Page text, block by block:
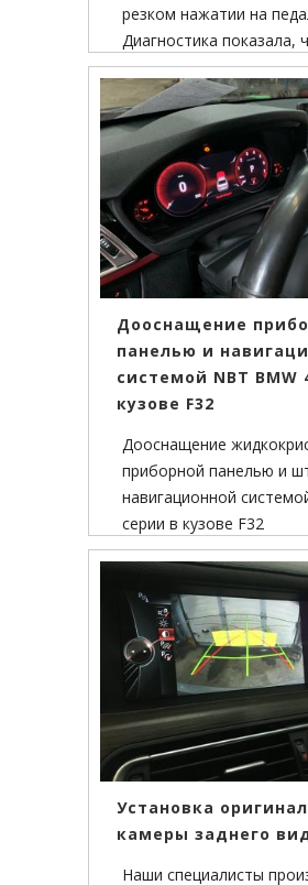
резком нажатии на
Диагностика показала,
сторонних звуков
разрушение крепления
катализатора.
Дооснащение
панелью и
системой NBT BMW
кузове F32
Дооснащение
приборной панелью и
навигационной
серии в кузове F32
Установка
камеры заднего
Наши специалисты